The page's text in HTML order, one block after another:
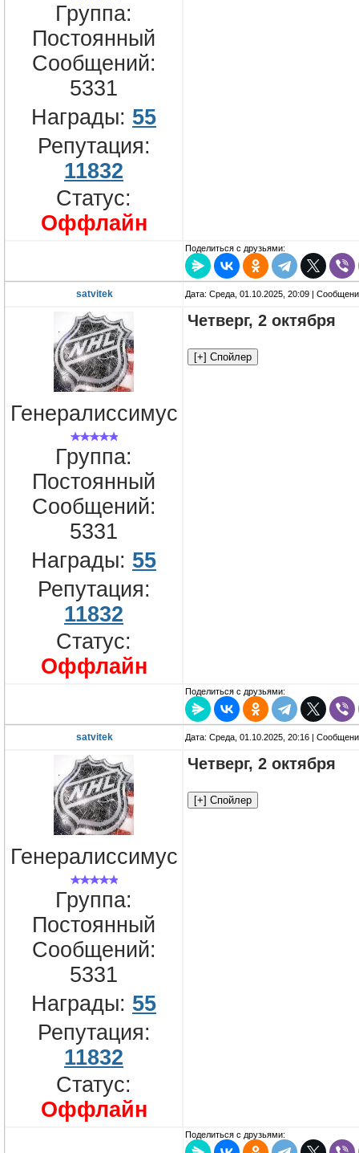
Группа:
Постоянный
Сообщений:
5331
Награды: 55
Репутация:
11832
Статус:
Оффлайн
Поделиться с друзьями:
satvitek Дата: Среда, 01.10.2025, 20:09 |
Генералиссимус
Группа:
Постоянный
Сообщений:
5331
Награды: 55
Репутация:
11832
Статус:
Оффлайн
Четверг, 2 октября
Поделиться с друзьями:
satvitek Дата: Среда, 01.10.2025, 20:16 |
Генералиссимус
Группа:
Постоянный
Сообщений:
5331
Награды: 55
Репутация:
11832
Статус:
Оффлайн
Четверг, 2 октября
Поделиться с друзьями: